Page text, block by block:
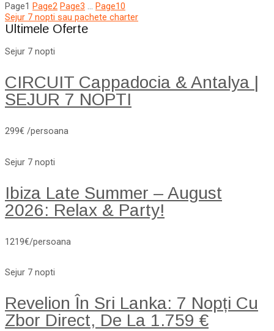
Page1 Page2 Page3 … Page10
Sejur 7 nopti sau pachete charter
Ultimele Oferte
Sejur 7 nopti
CIRCUIT Cappadocia & Antalya |
SEJUR 7 NOPTI
299€ /persoana
Sejur 7 nopti
Ibiza Late Summer – August
2026: Relax & Party!
1219€/persoana
Sejur 7 nopti
Revelion În Sri Lanka: 7 Nopți Cu
Zbor Direct, De La 1.759 €